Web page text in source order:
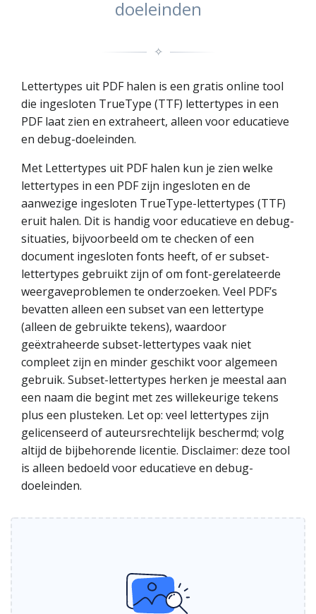
doeleinden
✧
Lettertypes uit PDF halen is een gratis online tool
die ingesloten TrueType (TTF) lettertypes in een
PDF laat zien en extraheert, alleen voor educatieve
en debug-doeleinden.
Met Lettertypes uit PDF halen kun je zien welke
lettertypes in een PDF zijn ingesloten en de
aanwezige ingesloten TrueType-lettertypes (TTF)
eruit halen. Dit is handig voor educatieve en debug-
situaties, bijvoorbeeld om te checken of een
document ingesloten fonts heeft, of er subset-
lettertypes gebruikt zijn of om font-gerelateerde
weergaveproblemen te onderzoeken. Veel PDF’s
bevatten alleen een subset van een lettertype
(alleen de gebruikte tekens), waardoor
geëxtraheerde subset-lettertypes vaak niet
compleet zijn en minder geschikt voor algemeen
gebruik. Subset-lettertypes herken je meestal aan
een naam die begint met zes willekeurige tekens
plus een plusteken. Let op: veel lettertypes zijn
gelicenseerd of auteursrechtelijk beschermd; volg
altijd de bijbehorende licentie. Disclaimer: deze tool
is alleen bedoeld voor educatieve en debug-
doeleinden.